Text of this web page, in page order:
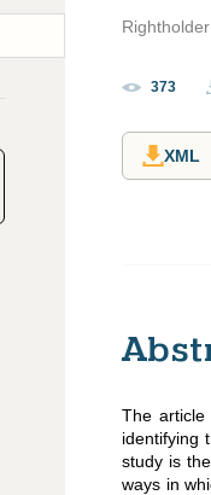
373
XML
The article
identifying
study is
ways in